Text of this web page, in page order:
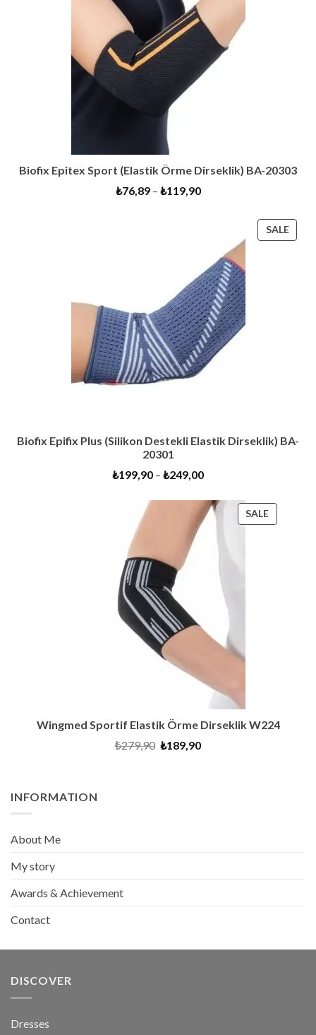
Biofix Epitex Sport (Elastik Örme Dirseklik) BA-20303
₺76,89– ₺119,90
SALE
ON
Biofix Epifix Plus (Silikon Destekli Elastik Dirseklik) BA-
20301
₺199,90 – ₺249,00
SALE
ON
Wingmed Sportif Elastik Örme Dirseklik W224
₺279,90 Original
₺189,90Current
INFORMATION
About Me
My story
Awards & Achievement
Contact
DISCOVER
Dresses